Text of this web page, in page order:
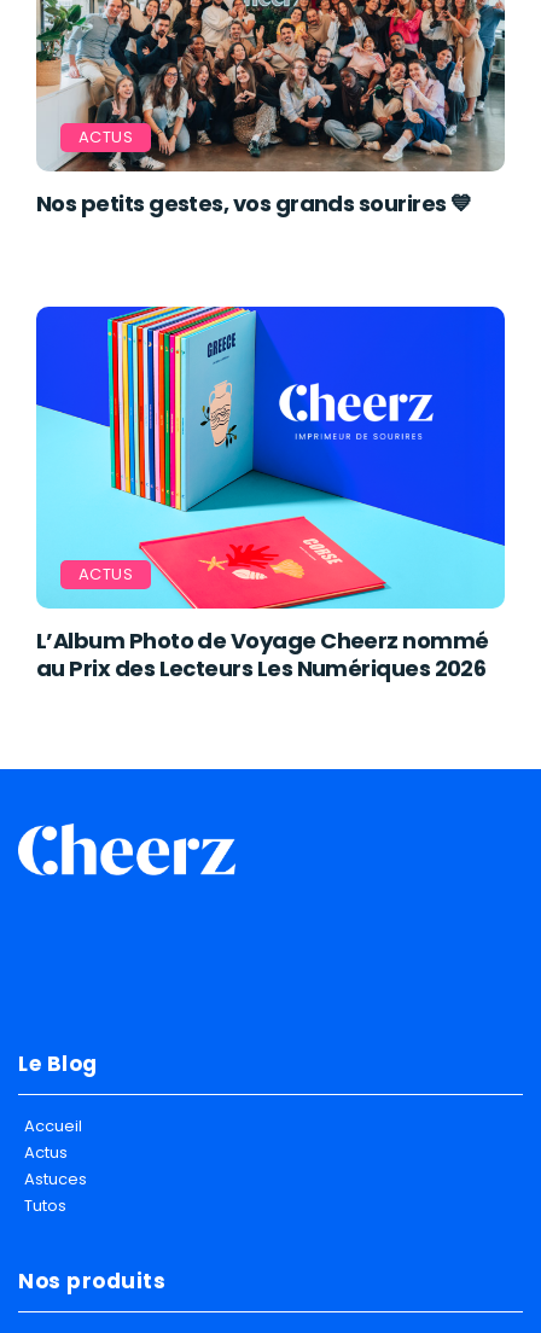
ACTUS
Nos petits gestes, vos grands sourires 💙
ACTUS
L’Album Photo de Voyage Cheerz nommé
au Prix des Lecteurs Les Numériques 2026
Le Blog
Accueil
Actus
Astuces
Tutos
Nos produits